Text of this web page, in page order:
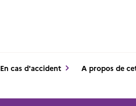
En cas d'accident A propos de